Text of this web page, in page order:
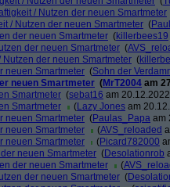
/ Nutzen der neuen Smartmeter
/ Nutzen der neuen Smartmeter (
der neuen Smartmeter (killerbees19
der neuen Smartmeter (
Nutzen der neuen Smartmeter (
neuen Smartmeter (Sohn der
neuen Smartmeter (MrT2004 am
Smartmeter (sebat16 am
Smartmeter
(Lazy Jones am
neuen Smartmeter (Paulas_Papa am
neuen Smartmeter
(AVS_reloaded
neuen Smartmeter
(Picard782000
neuen Smartmeter (Desolationrob
der neuen Smartmeter
(
der neuen Smartmeter (